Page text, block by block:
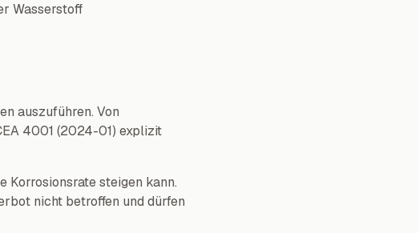
Wasserstoff
auszuführen. Von
4001 (2024-01) explizit
steigen kann.
nicht betroffen und dürfen